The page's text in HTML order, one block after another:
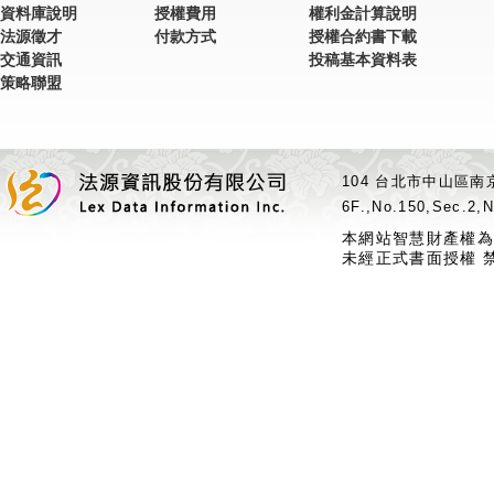
資料庫說明
法源徵才
交通資訊
策略聯盟
授權費用
付款方式
權利金計算說明
授權合約書下載
投稿基本資料表
104 台北市中山區
本網站智慧財產權
未經正式書面授權